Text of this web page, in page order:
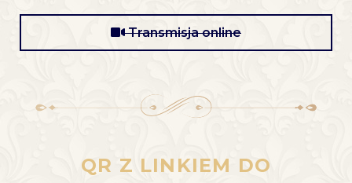
Transmisja online
QR Z LINKIEM DO